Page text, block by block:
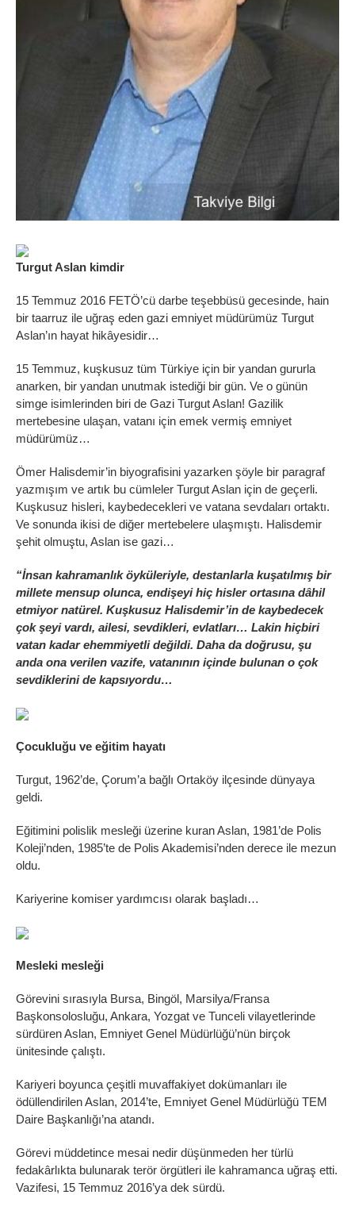
Turgut Aslan kimdir
15 Temmuz 2016 FETÖ’cü darbe teşebbüsü gecesinde, hain
bir taarruz ile uğraş eden gazi emniyet müdürümüz Turgut
Aslan’ın hayat hikâyesidir…
15 Temmuz, kuşkusuz tüm Türkiye için bir yandan gururla
anarken, bir yandan unutmak istediği bir gün. Ve o günün
simge isimlerinden biri de Gazi Turgut Aslan! Gazilik
mertebesine ulaşan, vatanı için emek vermiş emniyet
müdürümüz…
Ömer Halisdemir’in biyografisini yazarken şöyle bir paragraf
yazmışım ve artık bu cümleler Turgut Aslan için de geçerli.
Kuşkusuz hisleri, kaybedecekleri ve vatana sevdaları ortaktı.
Ve sonunda ikisi de diğer mertebelere ulaşmıştı. Halisdemir
şehit olmuştu, Aslan ise gazi…
“İnsan kahramanlık öyküleriyle, destanlarla kuşatılmış bir
millete mensup olunca, endişeyi hiç hisler ortasına dâhil
etmiyor natürel. Kuşkusuz Halisdemir’in de kaybedecek
çok şeyi vardı, ailesi, sevdikleri, evlatları… Lakin hiçbiri
vatan kadar ehemmiyetli değildi. Daha da doğrusu, şu
anda ona verilen vazife, vatanının içinde bulunan o çok
sevdiklerini de kapsıyordu…
Çocukluğu ve eğitim hayatı
Turgut, 1962’de, Çorum’a bağlı Ortaköy ilçesinde dünyaya
geldi.
Eğitimini polislik mesleği üzerine kuran Aslan, 1981’de Polis
Koleji’nden, 1985’te de Polis Akademisi’nden derece ile mezun
oldu.
Kariyerine komiser yardımcısı olarak başladı…
Mesleki mesleği
Görevini sırasıyla Bursa, Bingöl, Marsilya/Fransa
Başkonsolosluğu, Ankara, Yozgat ve Tunceli vilayetlerinde
sürdüren Aslan, Emniyet Genel Müdürlüğü’nün birçok
ünitesinde çalıştı.
Kariyeri boyunca çeşitli muvaffakiyet dokümanları ile
ödüllendirilen Aslan, 2014’te, Emniyet Genel Müdürlüğü TEM
Daire Başkanlığı’na atandı.
Görevi müddetince mesai nedir düşünmeden her türlü
fedakârlıkta bulunarak terör örgütleri ile kahramanca uğraş etti.
Vazifesi, 15 Temmuz 2016’ya dek sürdü.